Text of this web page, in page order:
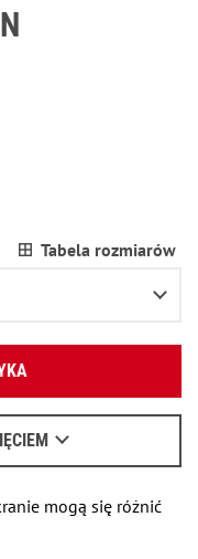
Tabela rozmiarów
mogą się różnić